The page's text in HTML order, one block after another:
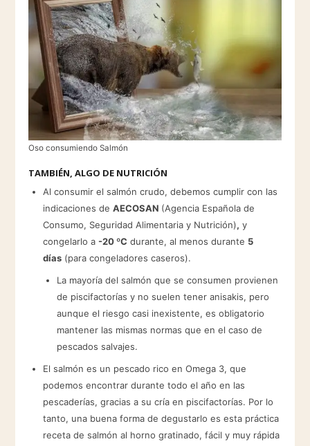
Oso consumiendo Salmón
TAMBIÉN, ALGO DE NUTRICIÓN
Al consumir el salmón crudo, debemos cumplir con las
indicaciones de AECOSAN (Agencia Española de
Consumo, Seguridad Alimentaria y Nutrición), y
congelarlo a -20 ºC durante, al menos durante 5
días(para congeladores caseros).
La mayoría del salmón que se consumen provienen
de piscifactorías y no suelen tener anisakis, pero
aunque el riesgo casi inexistente, es obligatorio
mantener las mismas normas que en el caso de
pescados salvajes.
El salmón es un pescado rico en Omega 3, que
podemos encontrar durante todo el año en las
pescaderías, gracias a su cría en piscifactorías. Por lo
tanto, una buena forma de degustarlo es esta práctica
receta de salmón al horno gratinado, fácil y muy rápida